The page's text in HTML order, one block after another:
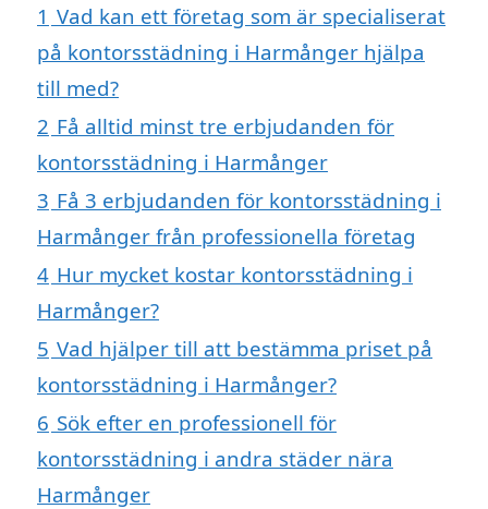
1 Vad kan ett företag som är specialiserat
på kontorsstädning i Harmånger hjälpa
till med?
2 Få alltid minst tre erbjudanden för
kontorsstädning i Harmånger
3 Få 3 erbjudanden för kontorsstädning i
Harmånger från professionella företag
4 Hur mycket kostar kontorsstädning i
Harmånger?
5 Vad hjälper till att bestämma priset på
kontorsstädning i Harmånger?
6 Sök efter en professionell för
kontorsstädning i andra städer nära
Harmånger